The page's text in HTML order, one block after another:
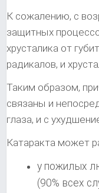
К сожалению, с
защитных
хрусталика от
радикалов, и
Таким образом,
связаны и
глаза, и с
Катаракта может
у пожилых
(90% всех